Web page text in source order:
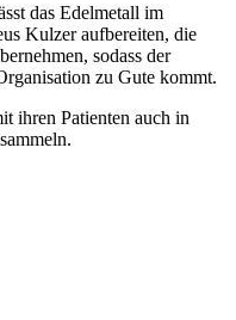
das Edelmetall im
Kulzer aufbereiten, die
sodass der
zu Gute kommt.
ihren Patienten auch in